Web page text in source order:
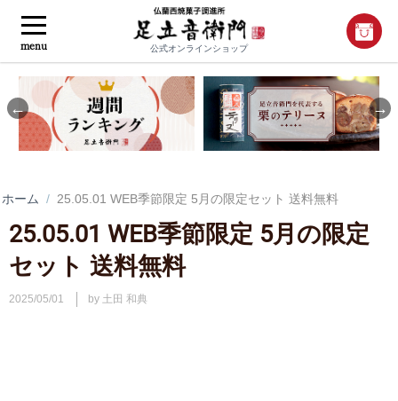
menu 公式オンラインショップ
Previous
ホーム / 25.05.01 WEB季節限定 5月の限定セット 送料無料
25.05.01 WEB季節限定 5月の限定
セット 送料無料
2025/05/01 by 土田 和典